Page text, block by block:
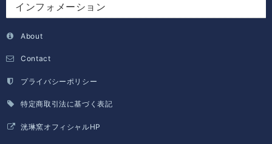
インフォメーション
About
Contact
プライバシーポリシー
特定商取引法に基づく表記
洸琳窯オフィシャルHP